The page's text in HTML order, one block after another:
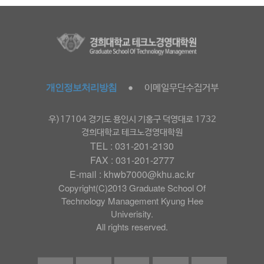
개인정보처리방침 ● 이메일무단수집거부
우)17104 경기도 용인시 기홍구 덕영대로 1732
경희대학교 테크노경영대학원
TEL : 031-201-2130
FAX : 031-201-2777
E-mail : khwb7000@khu.ac.kr
Copyright(C)2013 Graduate School Of
Technology Management Kyung Hee
Univerisity.
All rights reserved.